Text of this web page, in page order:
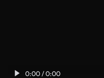
0:00 / 0:00